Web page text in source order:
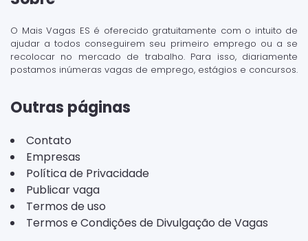
O Mais Vagas ES é oferecido gratuitamente com o intuito de
ajudar a todos conseguirem seu primeiro emprego ou a se
recolocar no mercado de trabalho. Para isso, diariamente
postamos inúmeras vagas de emprego, estágios e concursos.
Outras páginas
Contato
Empresas
Política de Privacidade
Publicar vaga
Termos de uso
Termos e Condições de Divulgação de Vagas